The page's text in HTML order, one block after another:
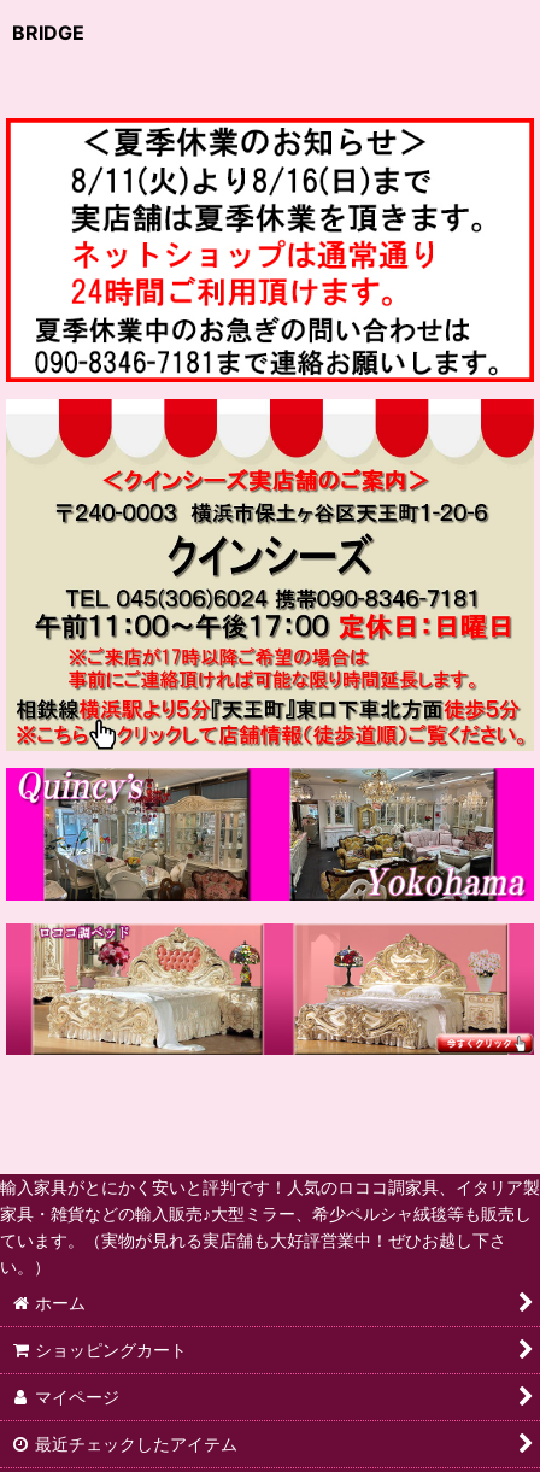
BRIDGE
輸入家具がとにかく安いと評判です！人気のロココ調家具、イタリア製
家具・雑貨などの輸入販売♪大型ミラー、希少ペルシャ絨毯等も販売し
ています。（実物が見れる実店舗も大好評営業中！ぜひお越し下さ
い。）
ホーム
ショッピングカート
マイページ
最近チェックしたアイテム